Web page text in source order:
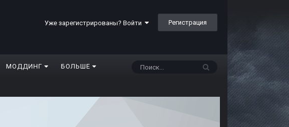
Уже зарегистрированы? Войти Регистрация
МОДДИНГ БОЛЬШЕ